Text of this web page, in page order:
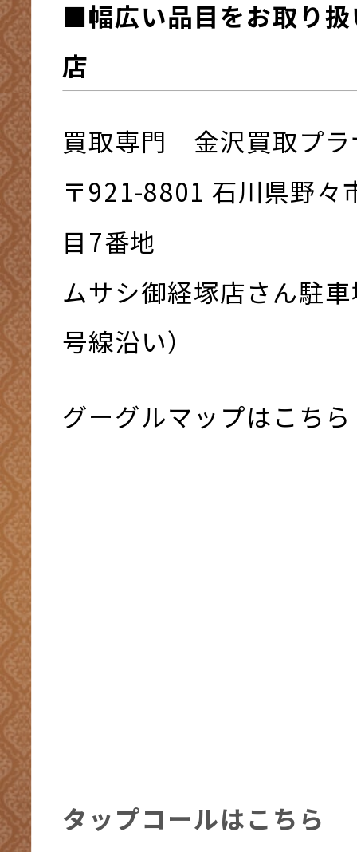
■幅広い品目をお取り
店
買取専門 金沢買取プラ
〒921-8801 ⽯川県野々
⽬7番地
ムサシ御経塚店さん駐
号線沿い）
グーグルマップはこちら
タップコールはこちら